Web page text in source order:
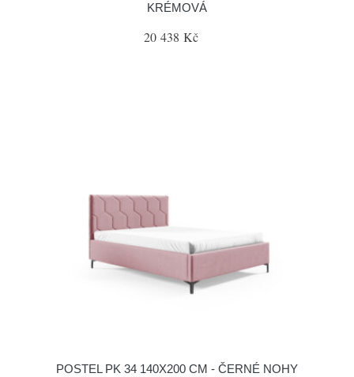
KRÉMOVÁ
20 438 Kč
POSTEL PK 34 140X200 CM - ČERNÉ NOHY